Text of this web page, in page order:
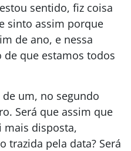
sentido, fiz coisa
sinto assim porque
de ano, e nessa
que estamos todos
um, no segundo
Será que assim que
mais disposta,
trazida pela data? Será